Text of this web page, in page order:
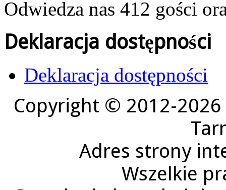
Odwiedza nas 412 gości
Deklaracja dostępności
Deklaracja dostępności
Copyright © 2012-2026
Adres strony
Wszelkie